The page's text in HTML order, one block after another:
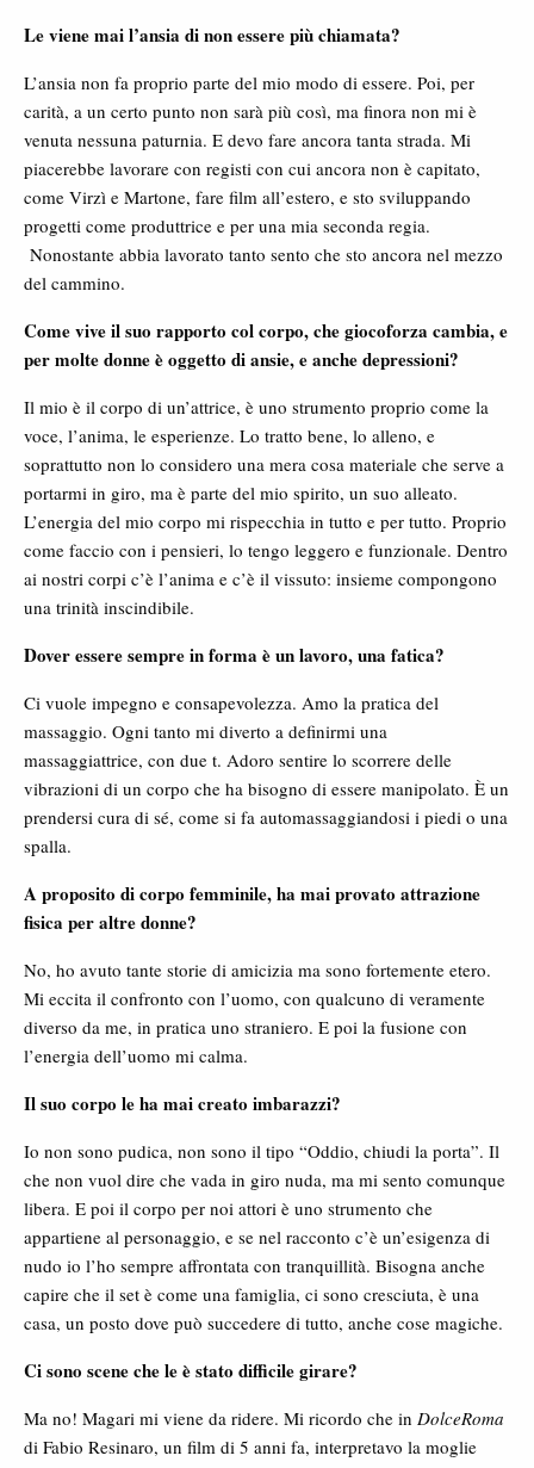
Le viene mai l’ansia di non essere più chiamata?
L’ansia non fa proprio parte del mio modo di essere. Poi, per
carità, a un certo punto non sarà più così, ma finora non mi è
venuta nessuna paturnia. E devo fare ancora tanta strada. Mi
piacerebbe lavorare con registi con cui ancora non è capitato,
come Virzì e Martone, fare film all’estero, e sto sviluppando
progetti come produttrice e per una mia seconda regia.
Nonostante abbia lavorato tanto sento che sto ancora nel mezzo
del cammino.
Come vive il suo rapporto col corpo, che giocoforza cambia, e
per molte donne è oggetto di ansie, e anche depressioni?
Il mio è il corpo di un’attrice, è uno strumento proprio come la
voce, l’anima, le esperienze. Lo tratto bene, lo alleno, e
soprattutto non lo considero una mera cosa materiale che serve a
portarmi in giro, ma è parte del mio spirito, un suo alleato.
L’energia del mio corpo mi rispecchia in tutto e per tutto. Proprio
come faccio con i pensieri, lo tengo leggero e funzionale. Dentro
ai nostri corpi c’è l’anima e c’è il vissuto: insieme compongono
una trinità inscindibile.
Dover essere sempre in forma è un lavoro, una fatica?
Ci vuole impegno e consapevolezza. Amo la pratica del
massaggio. Ogni tanto mi diverto a definirmi una
massaggiattrice, con due t. Adoro sentire lo scorrere delle
vibrazioni di un corpo che ha bisogno di essere manipolato. È un
prendersi cura di sé, come si fa automassaggiandosi i piedi o una
spalla.
A proposito di corpo femminile, ha mai provato attrazione
fisica per altre donne?
No, ho avuto tante storie di amicizia ma sono fortemente etero.
Mi eccita il confronto con l’uomo, con qualcuno di veramente
diverso da me, in pratica uno straniero. E poi la fusione con
l’energia dell’uomo mi calma.
Il suo corpo le ha mai creato imbarazzi?
Io non sono pudica, non sono il tipo “Oddio, chiudi la porta”. Il
che non vuol dire che vada in giro nuda, ma mi sento comunque
libera. E poi il corpo per noi attori è uno strumento che
appartiene al personaggio, e se nel racconto c’è un’esigenza di
nudo io l’ho sempre affrontata con tranquillità. Bisogna anche
capire che il set è come una famiglia, ci sono cresciuta, è una
casa, un posto dove può succedere di tutto, anche cose magiche.
Ci sono scene che le è stato difficile girare?
Ma no! Magari mi viene da ridere. Mi ricordo che in DolceRoma
di Fabio Resinaro, un film di 5 anni fa, interpretavo la moglie